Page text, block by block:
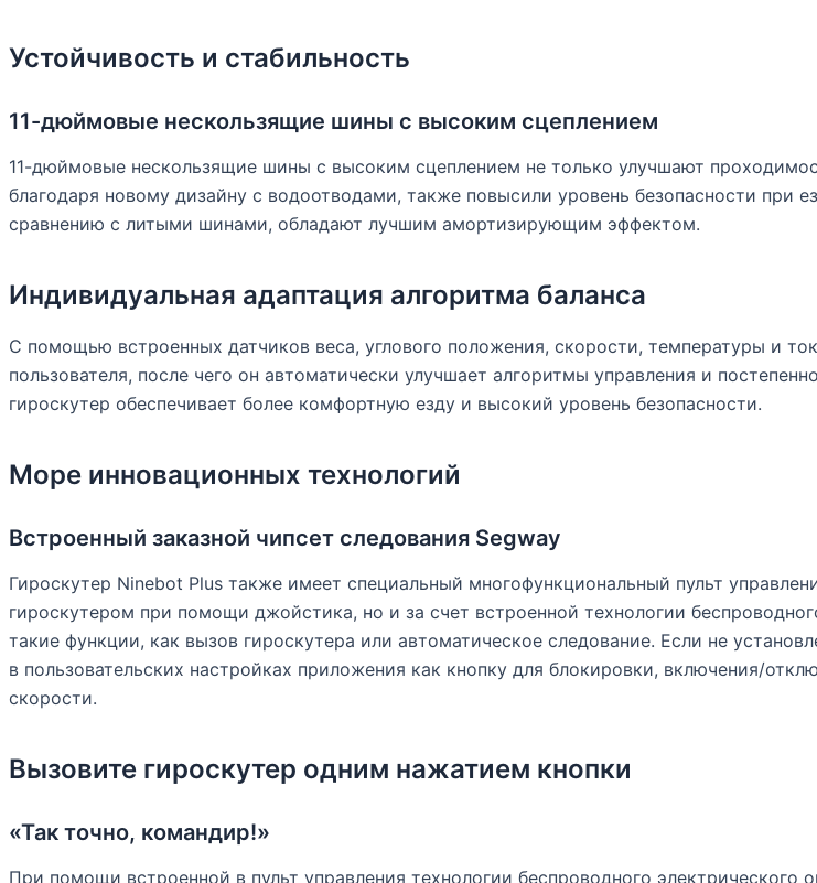
Устойчивость и стабильность
11-дюймовые нескользящие шины с высоким сцеплением
11-дюймовые нескользящие шины с высоким сцеплением не только улучшают
благодаря новому дизайну с водоотводами, также повысили уровень безопасности
сравнению с литыми шинами, обладают лучшим амортизирующим эффектом.
Индивидуальная адаптация алгоритма баланса
С помощью встроенных датчиков веса, углового положения, скорости, температуры и
пользователя, после чего он автоматически улучшает алгоритмы управления и
гироскутер обеспечивает более комфортную езду и высокий уровень безопасности.
Море инновационных технологий
Встроенный заказной чипсет следования Segway
Гироскутер Ninebot Plus также имеет специальный многофункциональный пульт
гироскутером при помощи джойстика, но и за счет встроенной технологии
такие функции, как вызов гироскутера или автоматическое следование. Если не
в пользовательских настройках приложения как кнопку для блокировки, включения/
скорости.
Вызовите гироскутер одним нажатием кнопки
«Так точно, командир!»
При помощи встроенной в пульт управления технологии беспроводного